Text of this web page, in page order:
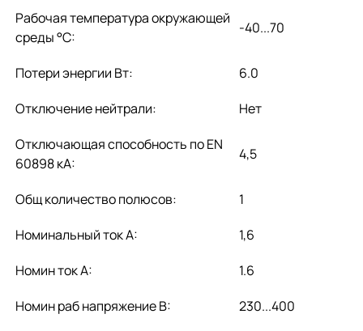
Рабочая температура окружающей
среды °C:
-40...70
Потери энергии Вт:
6.0
Отключение нейтрали:
Нет
Отключающая способность по EN
60898 кА:
4,5
Общ количество полюсов:
1
Номинальный ток А:
1,6
Номин ток А:
1.6
Номин раб напряжение В:
230...400